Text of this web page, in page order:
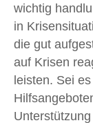
wichtig
in
die gut
auf Krisen
leisten. Sei